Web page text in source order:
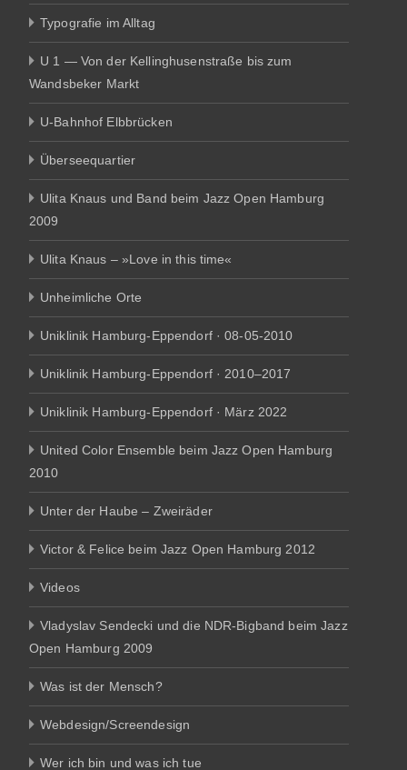
Typografie im Alltag
U 1 — Von der Kellinghusenstraße bis zum
Wandsbeker Markt
U-Bahnhof Elbbrücken
Überseequartier
Ulita Knaus und Band beim Jazz Open Hamburg
2009
Ulita Knaus – »Love in this time«
Unheimliche Orte
Uniklinik Hamburg-Eppendorf · 08-05-2010
Uniklinik Hamburg-Eppendorf · 2010–2017
Uniklinik Hamburg-Eppendorf · März 2022
United Color Ensemble beim Jazz Open Hamburg
2010
Unter der Haube – Zweiräder
Victor & Felice beim Jazz Open Hamburg 2012
Videos
Vladyslav Sendecki und die NDR-Bigband beim Jazz
Open Hamburg 2009
Was ist der Mensch?
Webdesign/Screendesign
Wer ich bin und was ich tue